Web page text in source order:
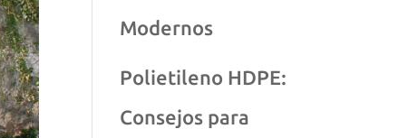
Modernos
Polietileno HDPE:
Consejos para